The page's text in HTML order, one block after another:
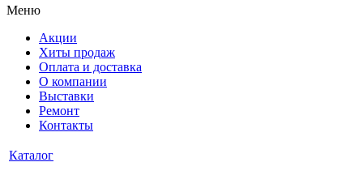
Меню
Акции
Хиты продаж
Оплата и доставка
О компании
Выставки
Ремонт
Контакты
Каталог